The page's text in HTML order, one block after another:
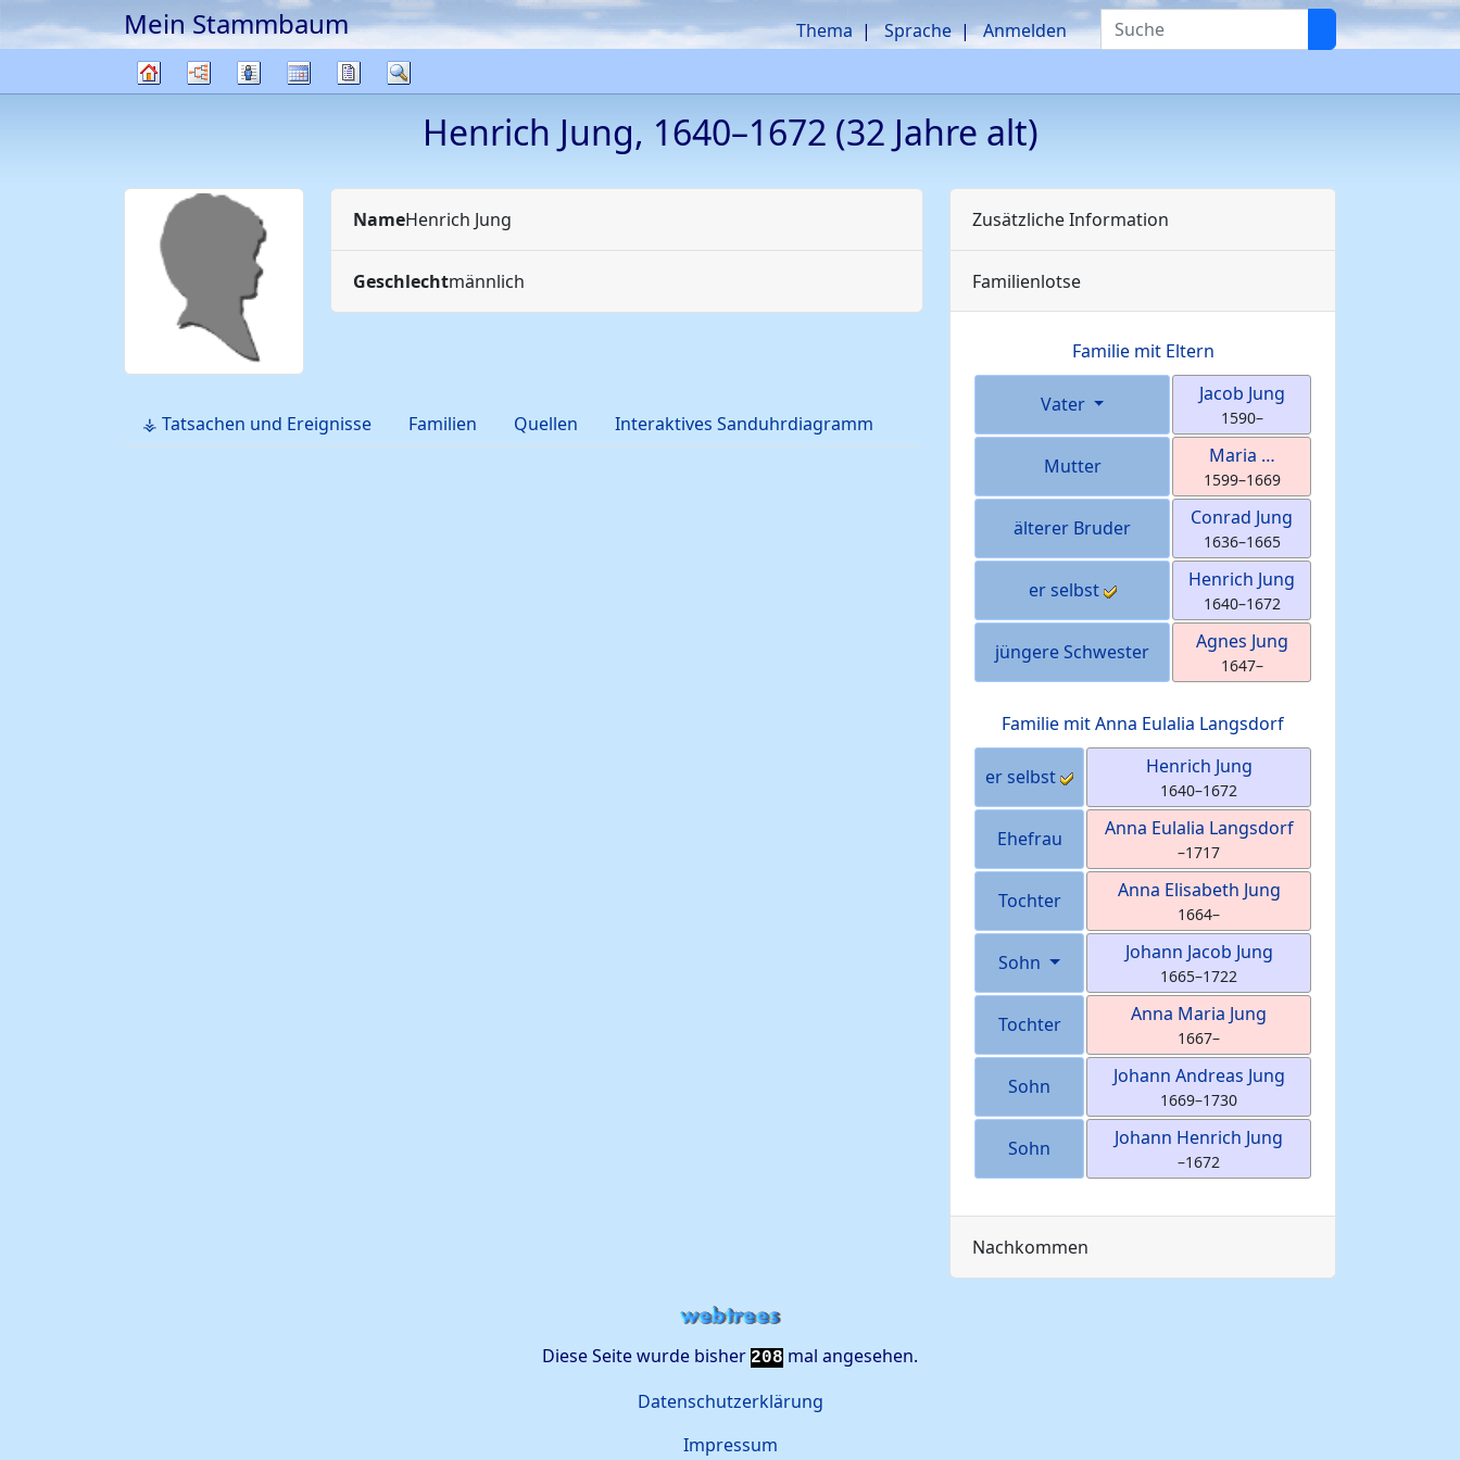
Weiter zu Hauptseite
Mein Stammbaum Suche
Thema Sprache Anmelden
Diagramme
Listen KalenderBerichte
Henrich Jung, 1640–1672 (32 Jahre alt)
NameHenrich Jung
Geschlechtmännlich
⚶ Tatsachen und Ereignisse Familien Quellen Interaktives Sanduhrdiagramm
Zusätzliche Information
Familienlotse
Familie mit Eltern
Vater Jacob Jung
1590–
Mutter Maria …
1599–1669
älterer Bruder Conrad Jung
1636–1665
er selbst Henrich Jung
1640–1672
jüngere Schwester Agnes Jung
1647–
Familie mitAnna Eulalia Langsdorf
er selbst Henrich Jung
1640–1672
Ehefrau Anna Eulalia Langsdorf
–1717
Tochter Anna Elisabeth Jung
1664–
Sohn Johann Jacob Jung
1665–1722
Tochter Anna Maria Jung
1667–
Sohn Johann Andreas Jung
1669–1730
Sohn Johann Henrich Jung
–1672
Nachkommen
Diese Seite wurde bisher 208 mal angesehen.
Datenschutzerklärung
Impressum